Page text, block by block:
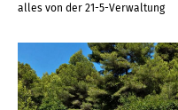
alles von der 21-5-Verwaltung